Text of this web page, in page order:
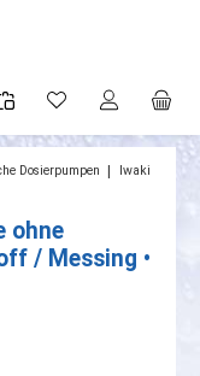
Dosierpumpen | Iwaki
ohne
/ Messing •